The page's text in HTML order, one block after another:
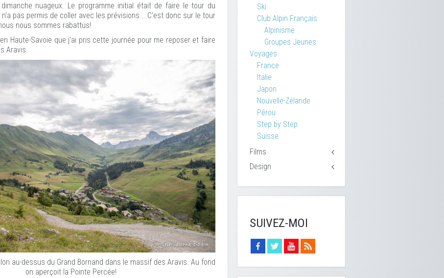
nuageux. Le programme initial était de faire le tour du
pas permis de coller avec les prévisions... C'est donc sur le tour
nous sommes rabattus!
Haute-Savoie que j'ai pris cette journée pour me reposer et faire
Aravis.
au-dessus du Grand Bornand dans le massif des Aravis. Au fond
on aperçoit la Pointe Percée!
Ski
Club Alpin Français
Alpinisme
Groupes Jeunes
Voyages
France
Italie
Japon
Nouvelle-Zélande
Pérou
Step by Step
Suisse
Films
Design
SUIVEZ-MOI